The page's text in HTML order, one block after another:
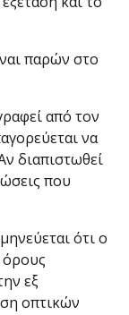
παρών στο
από τον
να
διαπιστωθεί
που
ότι ο
όρους
εξ
οπτικών